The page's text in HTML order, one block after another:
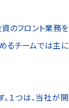
のフロント業務を
るチームでは主に
１つは、当社が開